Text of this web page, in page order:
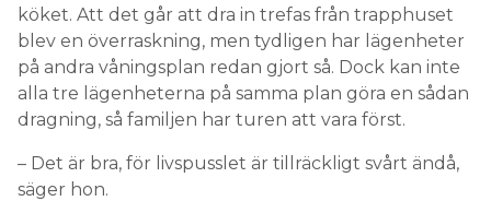
köket. Att det går att dra in trefas från trapphuset
blev en överraskning, men tydligen har lägenheter
på andra våningsplan redan gjort så. Dock kan inte
alla tre lägenheterna på samma plan göra en sådan
dragning, så familjen har turen att vara först.
– Det är bra, för livspusslet är tillräckligt svårt ändå,
säger hon.